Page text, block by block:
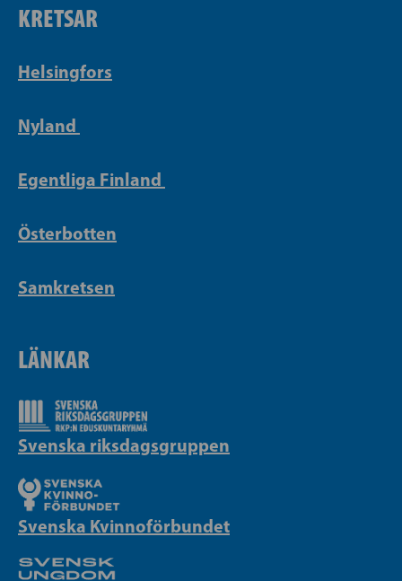
KRETSAR
Helsingfors
Nyland
Egentliga Finland
Österbotten
Samkretsen
LÄNKAR
Svenska riksdagsgruppen
Svenska Kvinnoförbundet